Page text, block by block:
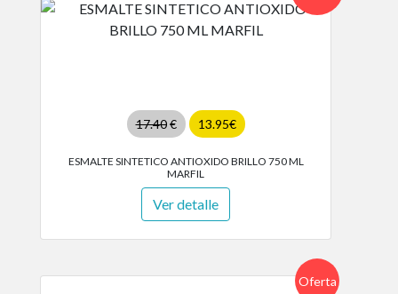
17.40€ 13.95€
ESMALTE SINTETICO ANTIOXIDO BRILLO 750 ML
MARFIL
Ver detalle
Oferta